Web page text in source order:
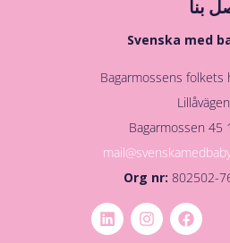
بنا
Svenska med
Bagarmossens folkets
Org nr:802502-